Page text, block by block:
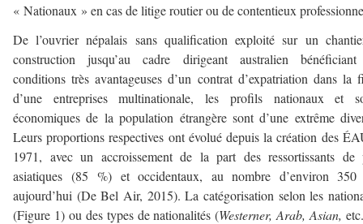
« Nationaux » en cas de litige routier ou de contentieux
De l’ouvrier népalais sans qualification exploité sur un
construction jusqu’au cadre dirigeant australien
conditions très avantageuses d’un contrat d’expatriation dans la
d’une entreprises multinationale, les profils nationaux et
économiques de la population étrangère sont d’une extrême
Leurs proportions respectives ont évolué depuis la création des
1971, avec un accroissement de la part des ressortissants de
asiatiques (85 %) et occidentaux, au nombre d’environ
aujourd’hui (De Bel Air, 2015). La catégorisation selon les
(Figure 1) ou des types de nationalités (Westerner, Arab, Asian,